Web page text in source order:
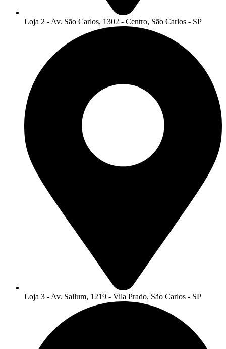
Loja 2 - Av. São Carlos, 1302 - Centro, São Carlos - SP
Loja 3 - Av. Sallum, 1219 - Vila Prado, São Carlos - SP